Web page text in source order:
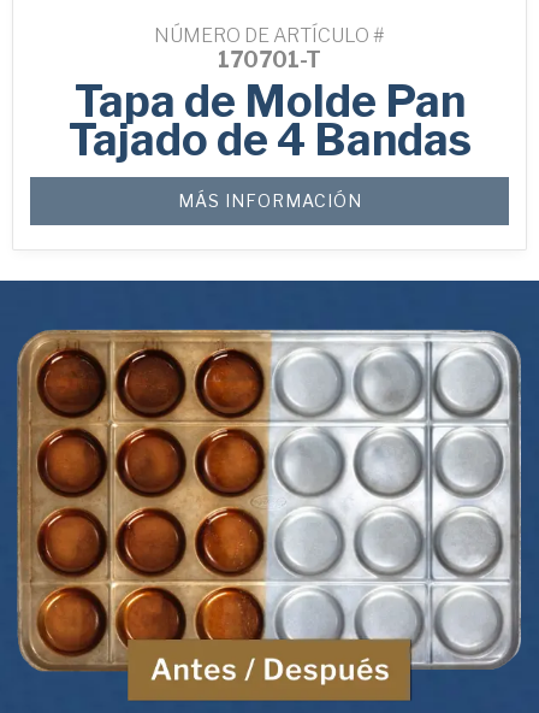
NÚMERO DE ARTÍCULO #
170701-T
Tapa de Molde Pan
Tajado de 4 Bandas
MÁS INFORMACIÓN